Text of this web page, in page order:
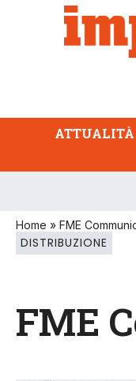
ATTUALITÀ
PROFESSIONE
ATTUALITÀ
Home » FME
DISTRIBUZIONE
FME